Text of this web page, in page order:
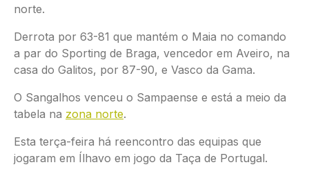
norte.
Derrota por 63-81 que mantém o Maia no comando
a par do Sporting de Braga, vencedor em Aveiro, na
casa do Galitos, por 87-90, e Vasco da Gama.
O Sangalhos venceu o Sampaense e está a meio da
tabela na zona norte.
Esta terça-feira há reencontro das equipas que
jogaram em Ílhavo em jogo da Taça de Portugal.